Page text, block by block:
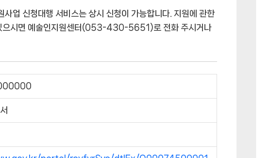
사업 신청대행 서비스는 상시 신청이 가능합니다. 지원에 관한
으시면 예술인지원센터(053-430-5651)로 전화 주시거나